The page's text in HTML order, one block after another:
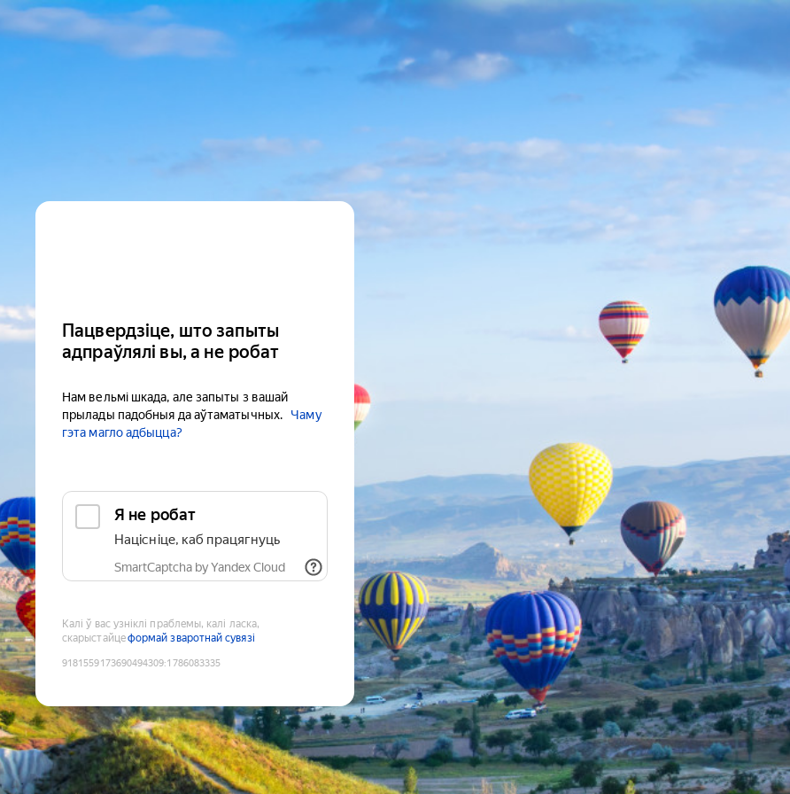
Пацвердзіце, што запыты
адпраўлялі вы, а не робат
Нам вельмі шкада, але запыты з вашай
прылады падобныя да аўтаматычных.
Чаму
гэта магло адбыцца?
Я не робат
Націсніце, каб працягнуць
SmartCaptcha by Yandex Cloud
Калі ў вас узніклі праблемы, калі ласка,
скарыстайцеформай зваротнай сувязі
9181559173690494309:1786083335